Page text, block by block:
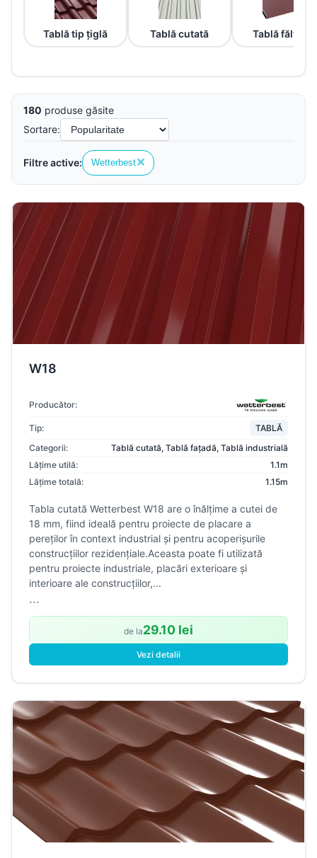
Tablă tip țiglă Tablă cutată Tablă fălțuită
180 produse găsite
Filtre active: Wetterbest✕
Sortare:
W18
Producător:
Tip:
TABLĂ
Categorii:
Tablă cutată, Tablă fațadă, Tablă industrială
Lățime utilă:
1.1m
Lățime totală:
1.15m
Tabla cutată Wetterbest W18 are o înălțime a cutei de
18 mm, fiind ideală pentru proiecte de placare a
pereților în context industrial și pentru acoperișurile
construcțiilor rezidențiale.Aceasta poate fi utilizată
pentru proiecte industriale, placări exterioare și
interioare ale construcțiilor,...
...
de la29.10 lei
Vezi detalii